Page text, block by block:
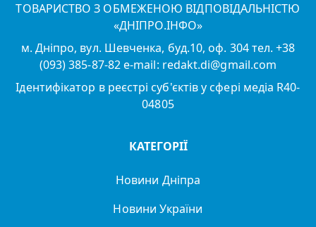
ТОВАРИСТВО З ОБМЕЖЕНОЮ ВІДПОВІДАЛЬНІСТЮ
«ДНІПРО.ІНФО»
м. Дніпро, вул. Шевченка, буд.10, оф. 304 тел. +38
(093) 385-87-82 e-mail: redakt.di@gmail.com
Ідентифікатор в реєстрі суб'єктів у сфері медіа R40-
04805
КАТЕГОРІЇ
Новини Дніпра
Новини України